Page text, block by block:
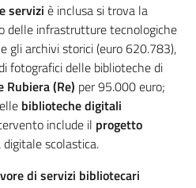
servizi è inclusa si trova la
delle infrastrutture tecnologiche
gli archivi storici (euro 620.783),
fotografici delle biblioteche di
Rubiera (Re) per 95.000 euro;
biblioteche digitali
include il progetto
scolastica.
di servizi bibliotecari